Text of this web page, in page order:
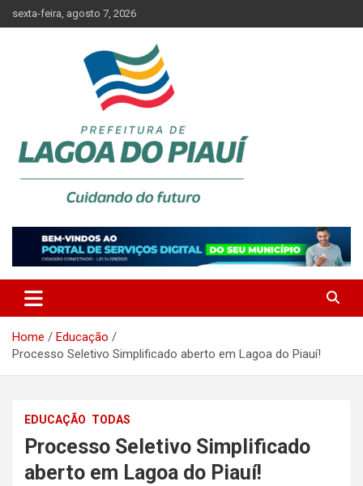
to
sexta-feira, agosto 7, 2026
PREFEITURA DE LAGOA DO
PIAUÍ
Home
Educação
Processo Seletivo Simplificado aberto em Lagoa do Piauí!
EDUCAÇÃO TODAS
Processo Seletivo Simplificado
aberto em Lagoa do Piauí!